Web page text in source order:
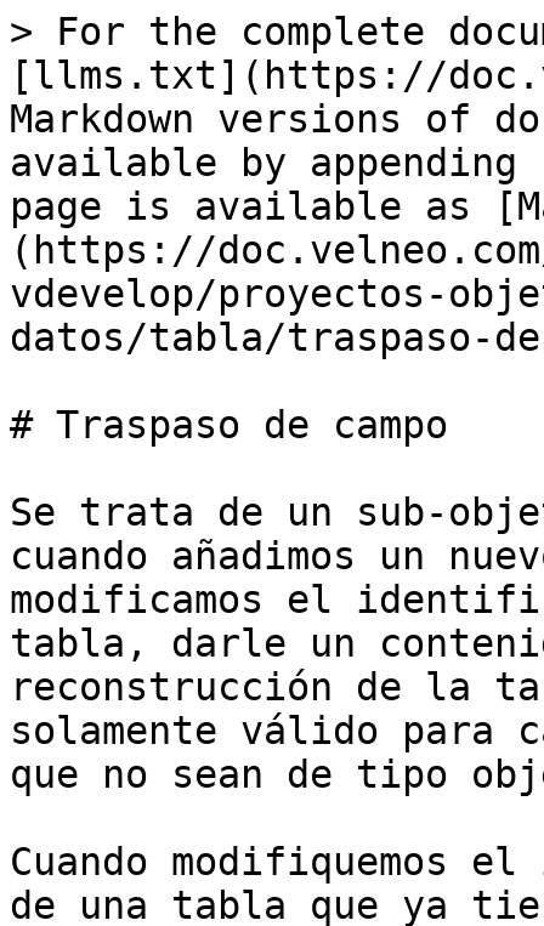
> For the complete
[llms.txt](https://
Markdown versions of
available by
page is available as
(https://
vdevelop/proyectos-
datos/tabla/traspaso-
# Traspaso de campo
Se trata de un sub-
cuando añadimos un
modificamos el
tabla, darle un
reconstrucción de la
solamente válido para
que no sean de tipo
Cuando modifiquemos
de una tabla que ya